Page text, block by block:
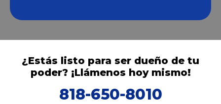
¿Estás listo para ser dueño de tu
poder? ¡Llámenos hoy mismo!
818-650-8010